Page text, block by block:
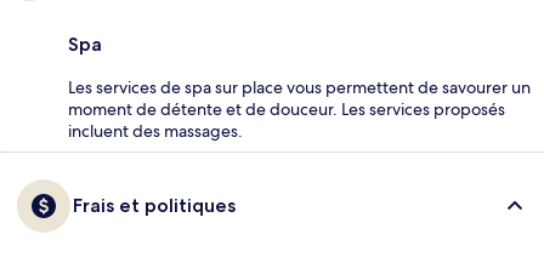
Spa
Les services de spa sur place vous permettent de savourer un
moment de détente et de douceur. Les services proposés
incluent des massages.
Frais et politiques